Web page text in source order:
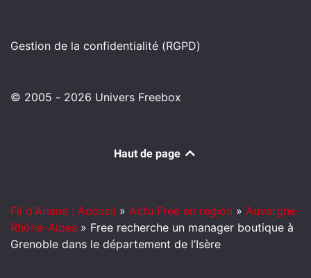
Gestion de la confidentialité (RGPD)
© 2005 - 2026 Univers Freebox
Haut de page
Fil d'Ariane : Accueil » Actu Free en région » Auvergne-
Rhône-Alpes » Free recherche un manager boutique à
Grenoble dans le département de l’Isère